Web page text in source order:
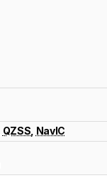
QZSS NavIC